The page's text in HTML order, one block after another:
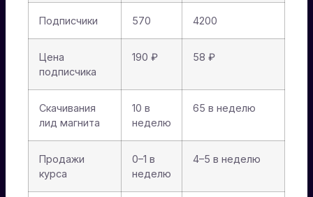
Подписчики 570 4200
Цена
подписчика
190 ₽ 58 ₽
Скачивания
лид магнита
10 в
неделю
65 в неделю
Продажи
курса
0–1 в
неделю
4–5 в неделю